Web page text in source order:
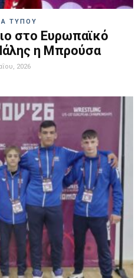
ΤΥΠΟΥ
στο Ευρωπαϊκό
η Μπρούσα
2026